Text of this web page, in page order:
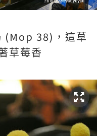
38)， 這草
草莓香